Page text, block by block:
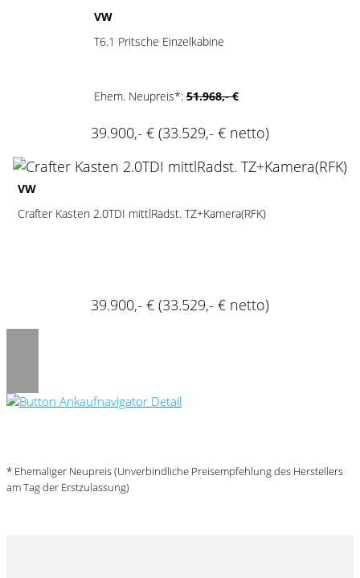
2
VW
T6.1 Pritsche Einzelkabine
Ehem. Neupreis*:51.968,- €
39.900,- € (33.529,- € netto)
VW
Crafter Kasten 2.0TDI mittlRadst. TZ+Kamera(RFK)
39.900,- € (33.529,- € netto)
* Ehemaliger Neupreis (Unverbindliche Preisempfehlung des Herstellers
am Tag der Erstzulassung)